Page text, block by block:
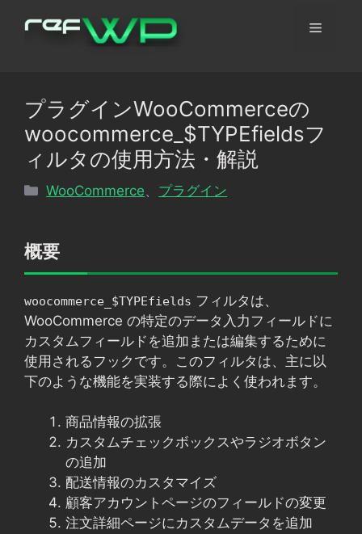
メ
プラグインWooCommerceの
woocommerce_$TYPEfieldsフ
ィルタの使用方法・解説
カ
リ
WooCommerce プラグイン
概要
woocommerce_$TYPEfields フィルタは、
WooCommerce の特定のデータ入力フィールドに
カスタムフィールドを追加または編集するために
使用されるフックです。このフィルタは、主に以
下のような機能を実装する際によく使われます。
商品情報の拡張
カスタムチェックボックスやラジオボタン
の追加
配送情報のカスタマイズ
顧客アカウントページのフィールドの変更
注文詳細ページにカスタムデータを追加